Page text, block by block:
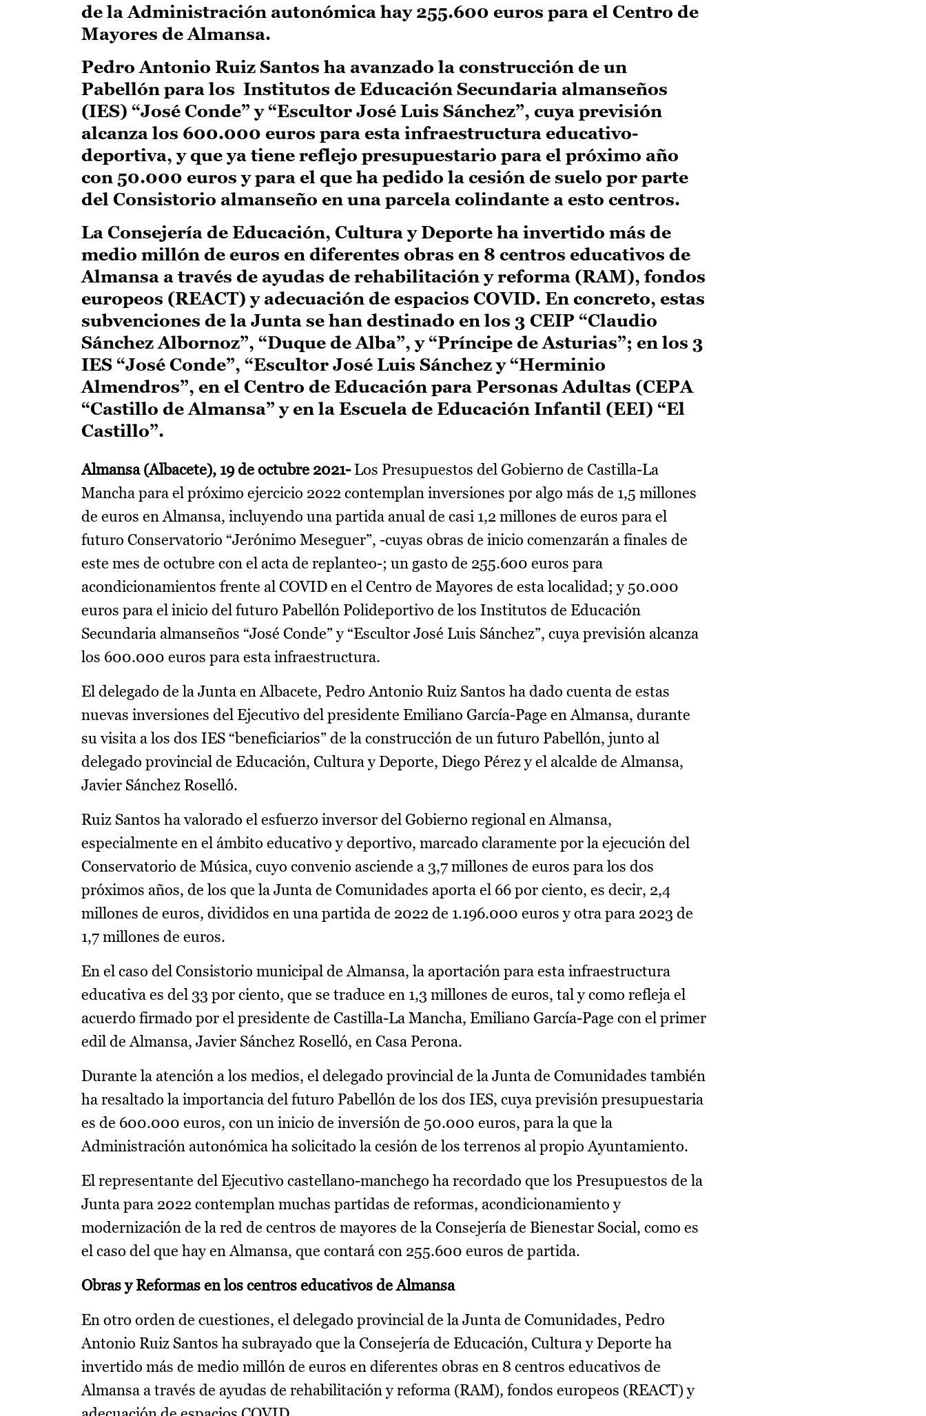
de la Administración autonómica hay 255.600 euros para el Centro de
Mayores de Almansa.
Pedro Antonio Ruiz Santos ha avanzado la construcción de un
Pabellón para los Institutos de Educación Secundaria almanseños
(IES) “José Conde” y “Escultor José Luis Sánchez”, cuya previsión
alcanza los 600.000 euros para esta infraestructura educativo-
deportiva, y que ya tiene reflejo presupuestario para el próximo año
con 50.000 euros y para el que ha pedido la cesión de suelo por parte
del Consistorio almanseño en una parcela colindante a esto centros.
La Consejería de Educación, Cultura y Deporte ha invertido más de
medio millón de euros en diferentes obras en 8 centros educativos de
Almansa a través de ayudas de rehabilitación y reforma (RAM), fondos
europeos (REACT) y adecuación de espacios COVID. En concreto, estas
subvenciones de la Junta se han destinado en los 3 CEIP “Claudio
Sánchez Albornoz”, “Duque de Alba”, y “Príncipe de Asturias”; en los 3
IES “José Conde”, “Escultor José Luis Sánchez y “Herminio
Almendros”, en el Centro de Educación para Personas Adultas (CEPA
“Castillo de Almansa” y en la Escuela de Educación Infantil (EEI) “El
Castillo”.
Almansa (Albacete), 19 de octubre 2021-Los Presupuestos del Gobierno de Castilla-La
Mancha para el próximo ejercicio 2022 contemplan inversiones por algo más de 1,5 millones
de euros en Almansa, incluyendo una partida anual de casi 1,2 millones de euros para el
futuro Conservatorio “Jerónimo Meseguer”, -cuyas obras de inicio comenzarán a finales de
este mes de octubre con el acta de replanteo-; un gasto de 255.600 euros para
acondicionamientos frente al COVID en el Centro de Mayores de esta localidad; y 50.000
euros para el inicio del futuro Pabellón Polideportivo de los Institutos de Educación
Secundaria almanseños “José Conde” y “Escultor José Luis Sánchez”, cuya previsión alcanza
los 600.000 euros para esta infraestructura.
El delegado de la Junta en Albacete, Pedro Antonio Ruiz Santos ha dado cuenta de estas
nuevas inversiones del Ejecutivo del presidente Emiliano García-Page en Almansa, durante
su visita a los dos IES “beneficiarios” de la construcción de un futuro Pabellón, junto al
delegado provincial de Educación, Cultura y Deporte, Diego Pérez y el alcalde de Almansa,
Javier Sánchez Roselló.
Ruiz Santos ha valorado el esfuerzo inversor del Gobierno regional en Almansa,
especialmente en el ámbito educativo y deportivo, marcado claramente por la ejecución del
Conservatorio de Música, cuyo convenio asciende a 3,7 millones de euros para los dos
próximos años, de los que la Junta de Comunidades aporta el 66 por ciento, es decir, 2,4
millones de euros, divididos en una partida de 2022 de 1.196.000 euros y otra para 2023 de
1,7 millones de euros.
En el caso del Consistorio municipal de Almansa, la aportación para esta infraestructura
educativa es del 33 por ciento, que se traduce en 1,3 millones de euros, tal y como refleja el
acuerdo firmado por el presidente de Castilla-La Mancha, Emiliano García-Page con el primer
edil de Almansa, Javier Sánchez Roselló, en Casa Perona.
Durante la atención a los medios, el delegado provincial de la Junta de Comunidades también
ha resaltado la importancia del futuro Pabellón de los dos IES, cuya previsión presupuestaria
es de 600.000 euros, con un inicio de inversión de 50.000 euros, para la que la
Administración autonómica ha solicitado la cesión de los terrenos al propio Ayuntamiento.
El representante del Ejecutivo castellano-manchego ha recordado que los Presupuestos de la
Junta para 2022 contemplan muchas partidas de reformas, acondicionamiento y
modernización de la red de centros de mayores de la Consejería de Bienestar Social, como es
el caso del que hay en Almansa, que contará con 255.600 euros de partida.
Obras y Reformas en los centros educativos de Almansa
En otro orden de cuestiones, el delegado provincial de la Junta de Comunidades, Pedro
Antonio Ruiz Santos ha subrayado que la Consejería de Educación, Cultura y Deporte ha
invertido más de medio millón de euros en diferentes obras en 8 centros educativos de
Almansa a través de ayudas de rehabilitación y reforma (RAM), fondos europeos (REACT) y